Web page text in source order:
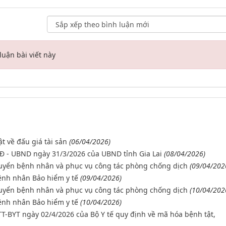
bài viết này
về đấu giá tài sản (06/04/2026)
UBND ngày 31/3/2026 của UBND tỉnh Gia Lai (08/04/2026)
bệnh nhân và phục vụ công tác phòng chống dịch (09/04/
nhân Bảo hiểm y tế (09/04/2026)
bệnh nhân và phục vụ công tác phòng chống dịch (10/04/
nhân Bảo hiểm y tế (10/04/2026)
BYT ngày 02/4/2026 của Bộ Y tế quy định về mã hóa bệnh tật,